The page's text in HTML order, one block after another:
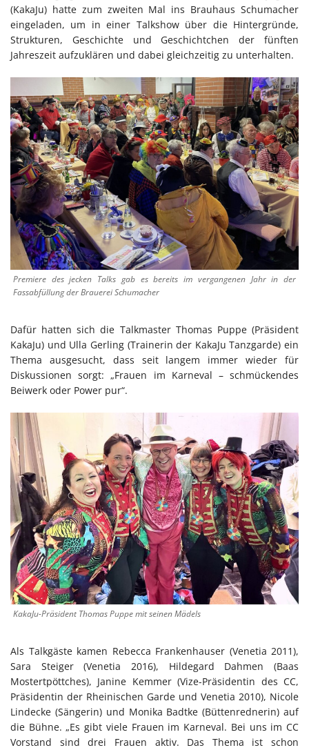
(KakaJu) hatte zum zweiten Mal ins Brauhaus Schumacher
eingeladen, um in einer Talkshow über die Hintergründe,
Strukturen, Geschichte und Geschichtchen der fünften
Jahreszeit aufzuklären und dabei gleichzeitig zu unterhalten.
Premiere des jecken Talks gab es bereits im vergangenen Jahr in der
Fassabfüllung der Brauerei Schumacher
Dafür hatten sich die Talkmaster Thomas Puppe (Präsident
KakaJu) und Ulla Gerling (Trainerin der KakaJu Tanzgarde) ein
Thema ausgesucht, dass seit langem immer wieder für
Diskussionen sorgt: „Frauen im Karneval – schmückendes
Beiwerk oder Power pur“.
KakaJu-Präsident Thomas Puppe mit seinen Mädels
Als Talkgäste kamen Rebecca Frankenhauser (Venetia 2011),
Sara Steiger (Venetia 2016), Hildegard Dahmen (Baas
Mostertpöttches), Janine Kemmer (Vize-Präsidentin des CC,
Präsidentin der Rheinischen Garde und Venetia 2010), Nicole
Lindecke (Sängerin) und Monika Badtke (Büttenrednerin) auf
die Bühne. „Es gibt viele Frauen im Karneval. Bei uns im CC
Vorstand sind drei Frauen aktiv. Das Thema ist schon